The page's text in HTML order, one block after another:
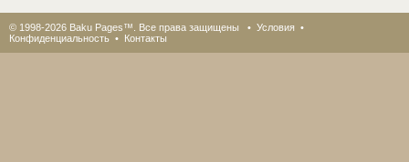
© 1998-2026 Baku Pages™. Все права защищены • Условия •
Конфиденциальность • Контакты